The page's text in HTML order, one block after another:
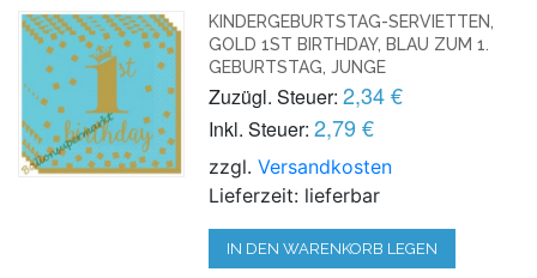
KINDERGEBURTSTAG-SERVIETTEN,
GOLD 1ST BIRTHDAY, BLAU ZUM 1.
GEBURTSTAG, JUNGE
Zuzügl. Steuer: 2,34 €
Inkl. Steuer: 2,79 €
zzgl.Versandkosten
Lieferzeit: lieferbar
IN DEN WARENKORB LEGEN